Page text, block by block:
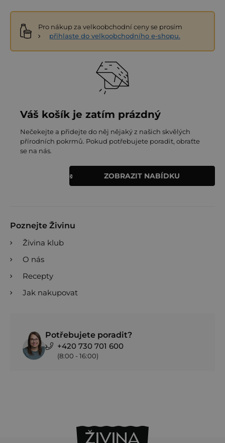
Pro nákup za velkoobchodní ceny se prosím
přihlaste do velkoobchodního e-shopu.
Váš košík je zatím prázdný
Nečekejte a přidejte do něj nějaký z našich skvělých
přírodních pokrmů. Pokud potřebujete poradit, obraťte
se na nás.
ZOBRAZIT NABÍDKU
Poznejte Živinu
Živina klub
O nás
Recepty
Jak nakupovat
Potřebujete poradit?
+420 730 701 600
(8:00 - 16:00)